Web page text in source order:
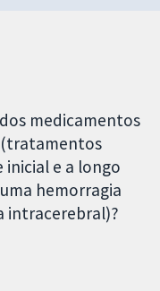
medicamentos
(tratamentos
e a longo
hemorragia
intracerebral)?